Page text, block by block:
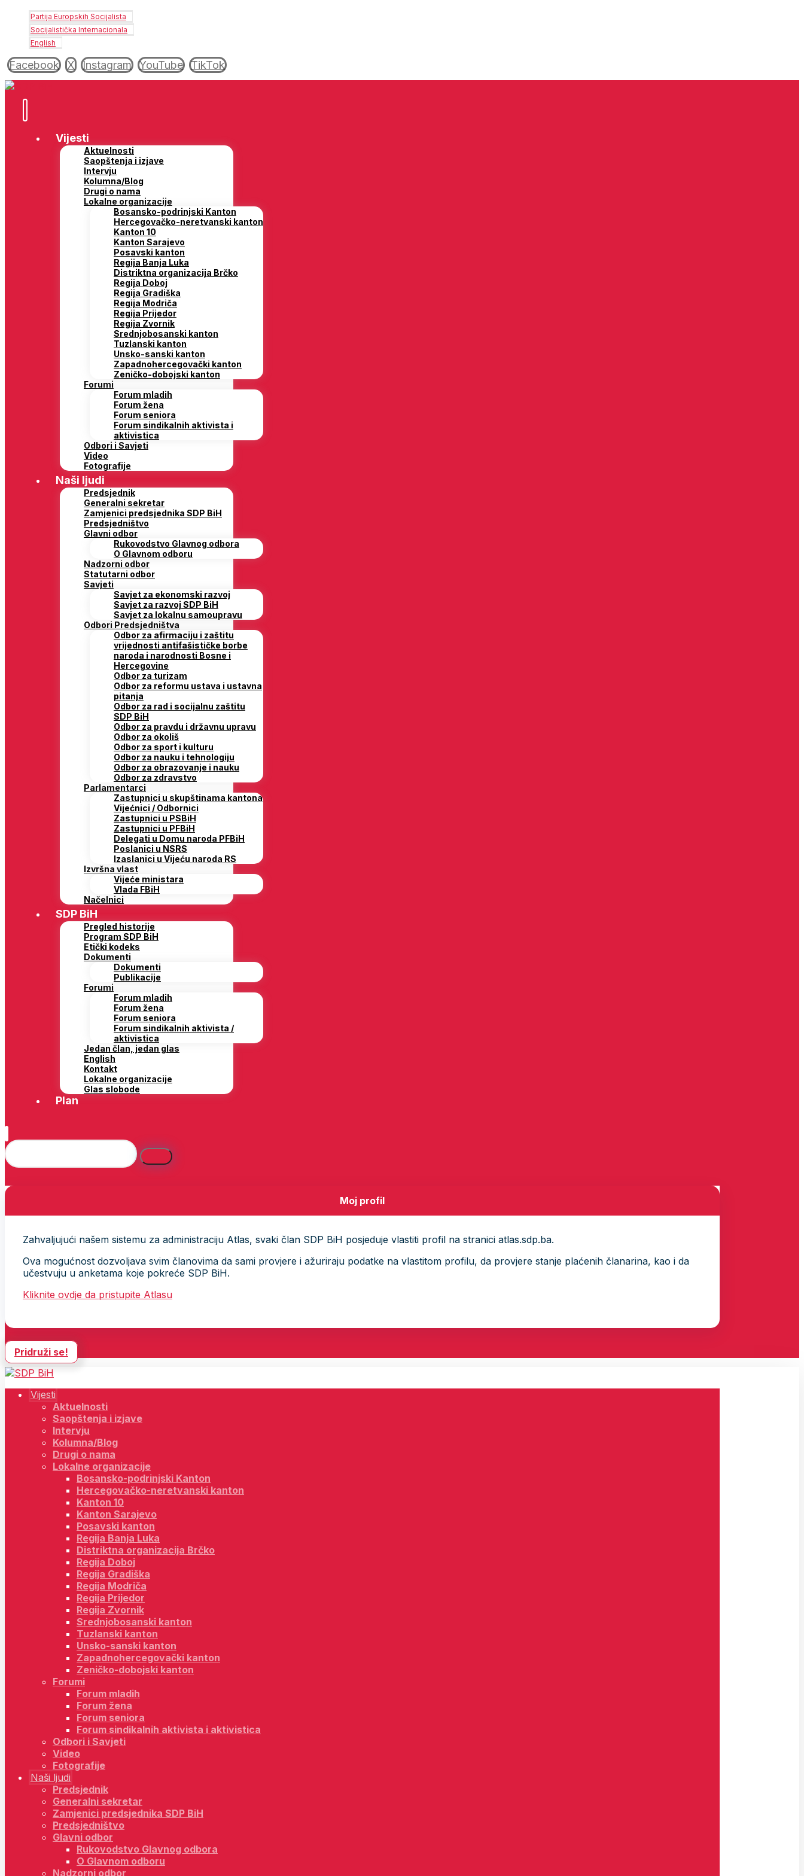
Partija Europskih Socijalista
Socijalistička Internacionala
English
Facebook X Instagram YouTube TikTok
Vijesti
Aktuelnosti
Saopštenja i izjave
Intervju
Kolumna/Blog
Drugi o nama
Lokalne organizacije
Bosansko-podrinjski Kanton
Hercegovačko-neretvanski kanton
Kanton 10
Kanton Sarajevo
Posavski kanton
Regija Banja Luka
Distriktna organizacija Brčko
Regija Doboj
Regija Gradiška
Regija Modriča
Regija Prijedor
Regija Zvornik
Srednjobosanski kanton
Tuzlanski kanton
Unsko-sanski kanton
Zapadnohercegovački kanton
Zeničko-dobojski kanton
Forumi
Forum mladih
Forum žena
Forum seniora
Forum sindikalnih aktivista i
aktivistica
Odbori i Savjeti
Video
Fotografije
Naši ljudi
Predsjednik
Generalni sekretar
Zamjenici predsjednika SDP BiH
Predsjedništvo
Glavni odbor
Rukovodstvo Glavnog odbora
O Glavnom odboru
Nadzorni odbor
Statutarni odbor
Savjeti
Savjet za ekonomski razvoj
Savjet za razvoj SDP BiH
Savjet za lokalnu samoupravu
Odbori Predsjedništva
Odbor za afirmaciju i zaštitu
vrijednosti antifašističke borbe
naroda i narodnosti Bosne i
Hercegovine
Odbor za turizam
Odbor za reformu ustava i ustavna
pitanja
Odbor za rad i socijalnu zaštitu
SDP BiH
Odbor za pravdu i državnu upravu
Odbor za okoliš
Odbor za sport i kulturu
Odbor za nauku i tehnologiju
Odbor za obrazovanje i nauku
Odbor za zdravstvo
Parlamentarci
Zastupnici u skupštinama kantona
Vijećnici / Odbornici
Zastupnici u PSBiH
Zastupnici u PFBiH
Delegati u Domu naroda PFBiH
Poslanici u NSRS
Izaslanici u Vijeću naroda RS
Izvršna vlast
Vijeće ministara
Vlada FBiH
Načelnici
SDP BiH
Pregled historije
Program SDP BiH
Etički kodeks
Dokumenti
Dokumenti
Publikacije
Forumi
Forum mladih
Forum žena
Forum seniora
Forum sindikalnih aktivista /
aktivistica
Jedan član, jedan glas
English
Kontakt
Lokalne organizacije
Glas slobode
Plan
Moj profil
Zahvaljujući našem sistemu za administraciju Atlas, svaki član SDP BiH posjeduje vlastiti profil na stranici atlas.sdp.ba.
Ova mogućnost dozvoljava svim članovima da sami provjere i ažuriraju podatke na vlastitom profilu, da provjere stanje plaćenih članarina, kao i da
učestvuju u anketama koje pokreće SDP BiH.
Kliknite ovdje da pristupite Atlasu
Pridruži se!
Vijesti
Aktuelnosti
Saopštenja i izjave
Intervju
Kolumna/Blog
Drugi o nama
Lokalne organizacije
Bosansko-podrinjski Kanton
Hercegovačko-neretvanski kanton
Kanton 10
Kanton Sarajevo
Posavski kanton
Regija Banja Luka
Distriktna organizacija Brčko
Regija Doboj
Regija Gradiška
Regija Modriča
Regija Prijedor
Regija Zvornik
Srednjobosanski kanton
Tuzlanski kanton
Unsko-sanski kanton
Zapadnohercegovački kanton
Zeničko-dobojski kanton
Forumi
Forum mladih
Forum žena
Forum seniora
Forum sindikalnih aktivista i aktivistica
Odbori i Savjeti
Video
Fotografije
Naši ljudi
Predsjednik
Generalni sekretar
Zamjenici predsjednika SDP BiH
Predsjedništvo
Glavni odbor
Rukovodstvo Glavnog odbora
O Glavnom odboru
Nadzorni odbor